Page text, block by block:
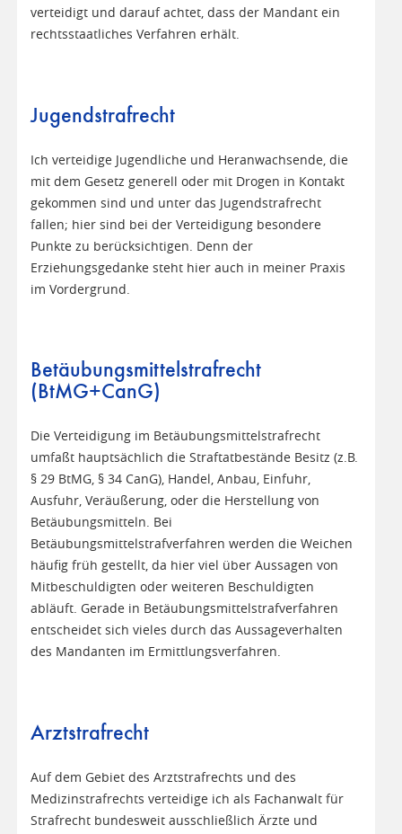
verteidigt und darauf achtet, dass der Mandant ein
rechtsstaatliches Verfahren erhält.
Jugendstrafrecht
Ich verteidige Jugendliche und Heranwachsende, die
mit dem Gesetz generell oder mit Drogen in Kontakt
gekommen sind und unter das Jugendstrafrecht
fallen; hier sind bei der Verteidigung besondere
Punkte zu berücksichtigen. Denn der
Erziehungsgedanke steht hier auch in meiner Praxis
im Vordergrund.
Betäubungsmittelstrafrecht
(BtMG+CanG)
Die Verteidigung im Betäubungsmittelstrafrecht
umfaßt hauptsächlich die Straftatbestände Besitz (z.B.
§ 29 BtMG, § 34 CanG), Handel, Anbau, Einfuhr,
Ausfuhr, Veräußerung, oder die Herstellung von
Betäubungsmitteln. Bei
Betäubungsmittelstrafverfahren werden die Weichen
häufig früh gestellt, da hier viel über Aussagen von
Mitbeschuldigten oder weiteren Beschuldigten
abläuft. Gerade in Betäubungsmittelstrafverfahren
entscheidet sich vieles durch das Aussageverhalten
des Mandanten im Ermittlungsverfahren.
Arztstrafrecht
Auf dem Gebiet des Arztstrafrechts und des
Medizinstrafrechts verteidige ich als Fachanwalt für
Strafrecht bundesweit ausschließlich Ärzte und